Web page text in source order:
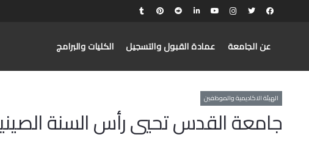
عن الجامعة عمادة القبول والتسجيل الكليات والبرامج
الهيئة الاكاديمية والموظفين
جامعة القدس تحيي رأس السنة